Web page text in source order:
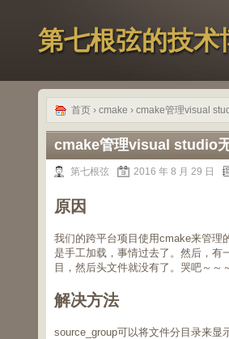
第七根弦的技术
首页 › cmake › cmake管理visual
cmake管理visual studio
第七根弦 2016 年 8 月 29 日
原因
我们的跨平台项目使用cmake来管理
是手工加载，事情过去了。然后，
目，然后头文件就没有了。哭吧～～
解决方法
source_group可以将文件分目录来显